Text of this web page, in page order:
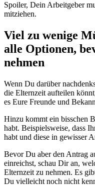
Spoiler, Dein Arbeitgeber
mitziehen.
Viel zu wenige
alle Optionen,
nehmen
Wenn Du darüber
die Elternzeit aufteilen
es Eure Freunde und
Hinzu kommt ein bisschen
habt. Beispielsweise, dass
habt und diese in gewisser
Bevor Du aber den Antrag
einreichst, schau Dir an,
Elternzeit zu nehmen. Es
Du vielleicht noch nicht